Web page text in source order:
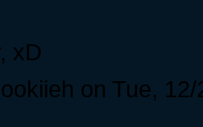
xD
on Tue,